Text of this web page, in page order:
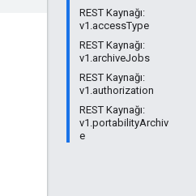
REST Kaynağı:
v1.accessType
REST Kaynağı:
v1.archiveJobs
REST Kaynağı:
v1.authorization
REST Kaynağı:
v1.portabilityArchiv
e